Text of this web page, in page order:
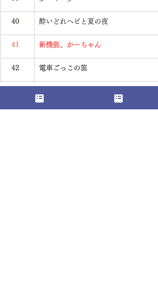
   40
酔いどれヘビと夏の夜
   41
新機能、かーちゃん
   42
電車ごっこの笛
※以上、一次・二次審査通過42作品の
お知らせでした。